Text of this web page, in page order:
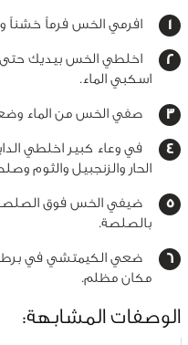
افرمي الخس فرماً خشناً
اخلطي الخس بيديك حتى
اسكبي الماء.
صفي الخس من الماء
في وعاء كبير اخلطي
الحار والزنجبيل والثوم
ضيفي الخس فوق
بالصلصة.
مكان مظلم.
الوصفات المشابهة: